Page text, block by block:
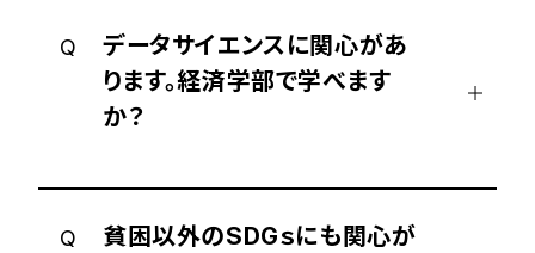
Q
データサイエンスに関心があ
ります。経済学部で学べます
か？
Q
貧困以外のSDGｓにも関心が